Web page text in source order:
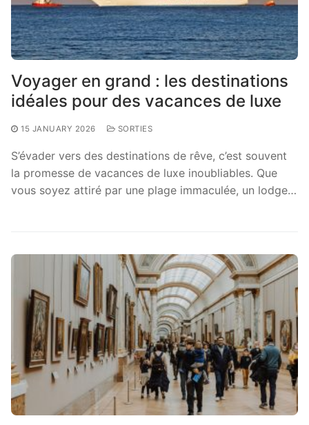
Voyager en grand : les destinations
idéales pour des vacances de luxe
15 JANUARY 2026 SORTIES
S’évader vers des destinations de rêve, c’est souvent
la promesse de vacances de luxe inoubliables. Que
vous soyez attiré par une plage immaculée, un lodge…